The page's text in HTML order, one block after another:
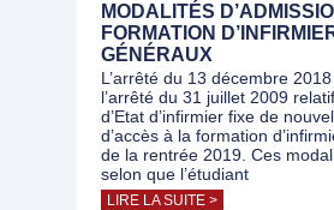
MODALITÉS
FORMATION
GÉNÉRAUX
L’arrêté du 13 décembre
l’arrêté du 31 juillet 2009
d’Etat d’infirmier fixe de
d’accès à la formation
de la rentrée 2019. Ces
selon que l’étudiant
LIRE LA SUITE >